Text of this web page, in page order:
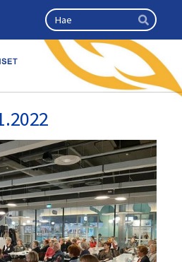
Haku
Hae
kansalliset seniorit ry